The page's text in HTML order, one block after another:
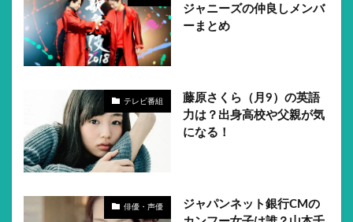
ジャニーズの仲良しメンバ
ーまとめ
テレビ番組
藤原さくら（月9）の英語
力は？出身高校や父親が気
になる！
俳優・声優
ジャパンネット銀行CMの